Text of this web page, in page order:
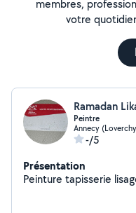
membres,
votre
Ramadan
Peintre
Annecy
-/5
Présentation
Peinture tapisserie